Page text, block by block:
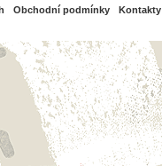
Obchodní podmínky Kontakty
PayPal